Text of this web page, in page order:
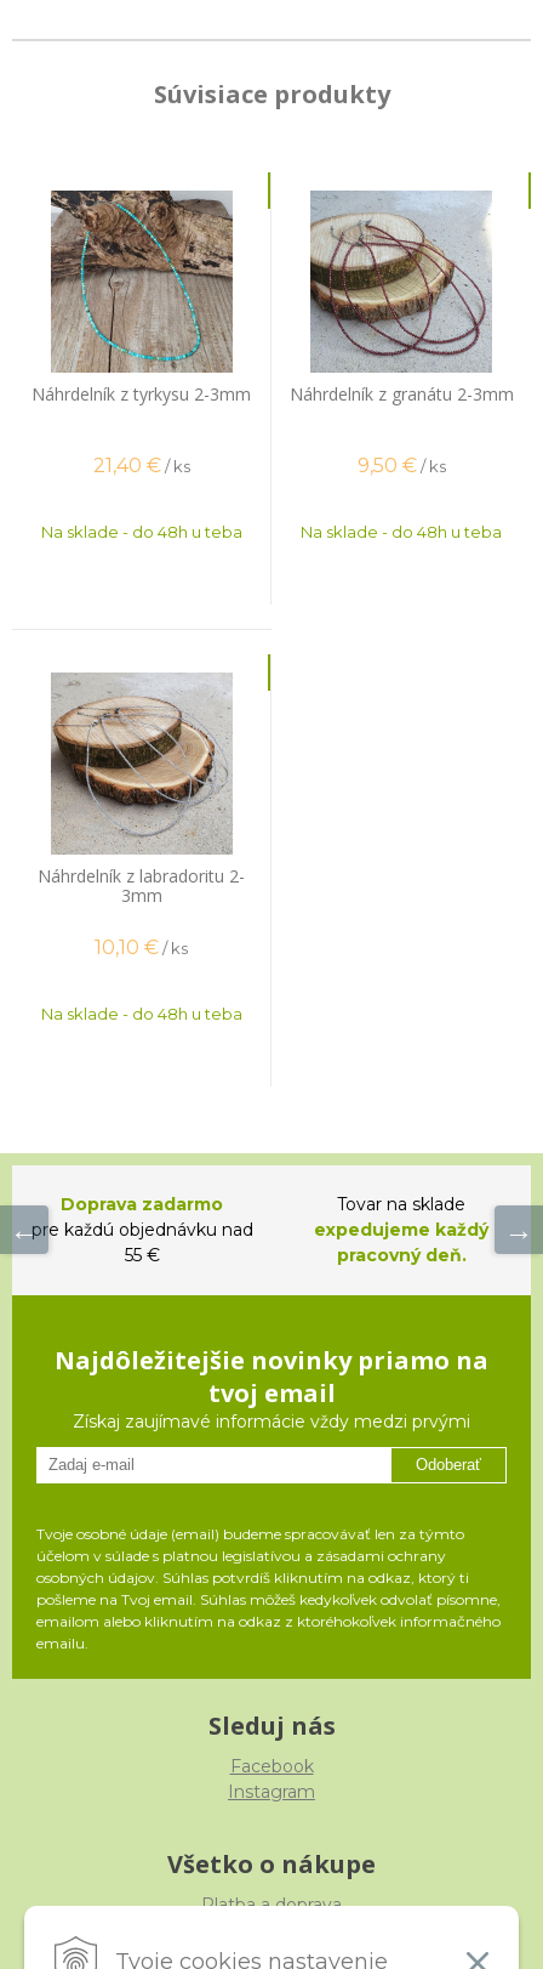
Tvoje cookies nastavenie
Súvisiace produkty
Náhrdelník z tyrkysu 2-3mm
21,40 € / ks
Na sklade - do 48h u teba
Náhrdelník z granátu 2-3mm
9,50 € / ks
Na sklade - do 48h u teba
Náhrdelník z labradoritu 2-
3mm
10,10 €/ ks
Na sklade - do 48h u teba
Doprava zadarmo
pre každú objednávku nad
55 €
Tovar na sklade
expedujeme každý
pracovný deň.
Najdôležitejšie novinky priamo na
tvoj email
Získaj zaujímavé informácie vždy medzi prvými
Odoberať
Tvoje osobné údaje (email) budeme spracovávať len za týmto
účelom v súlade s platnou legislatívou a zásadami ochrany
osobných údajov. Súhlas potvrdíš kliknutím na odkaz, ktorý ti
pošleme na Tvoj email. Súhlas môžeš kedykoľvek odvolať písomne,
emailom alebo kliknutím na odkaz z ktoréhokoľvek informačného
emailu.
Sleduj nás
Facebook
Instagram
Všetko o nákupe
Platba a doprava
Obchodné podmienky